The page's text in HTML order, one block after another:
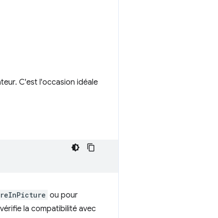
C'est l'occasion idéale
ou pour
la compatibilité avec